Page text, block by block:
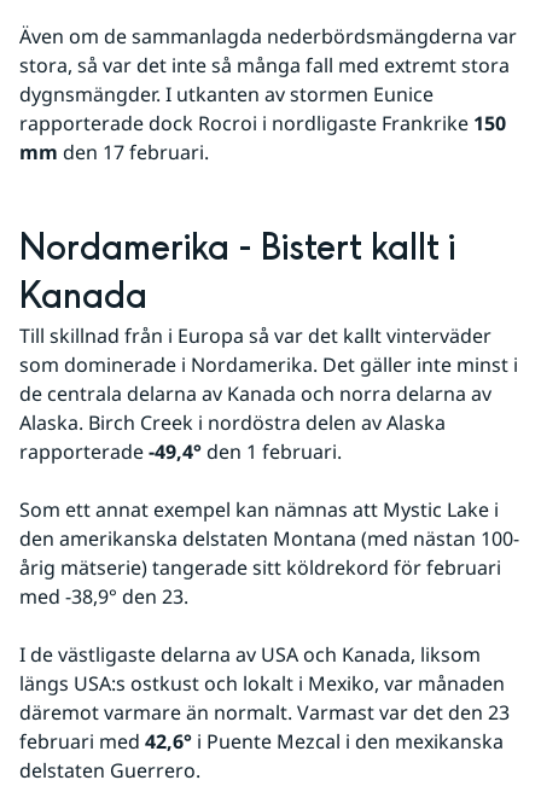
Även om de sammanlagda nederbördsmängderna var
stora, så var det inte så många fall med extremt stora
dygnsmängder. I utkanten av stormen Eunice
rapporterade dock Rocroi i nordligaste Frankrike 150
mm den 17 februari.
Nordamerika - Bistert kallt i
Kanada
Till skillnad från i Europa så var det kallt vinterväder
som dominerade i Nordamerika. Det gäller inte minst i
de centrala delarna av Kanada och norra delarna av
Alaska. Birch Creek i nordöstra delen av Alaska
rapporterade -49,4° den 1 februari.
Som ett annat exempel kan nämnas att Mystic Lake i
den amerikanska delstaten Montana (med nästan 100-
årig mätserie) tangerade sitt köldrekord för februari
med -38,9° den 23.
I de västligaste delarna av USA och Kanada, liksom
längs USA:s ostkust och lokalt i Mexiko, var månaden
däremot varmare än normalt. Varmast var det den 23
februari med 42,6° i Puente Mezcal i den mexikanska
delstaten Guerrero.